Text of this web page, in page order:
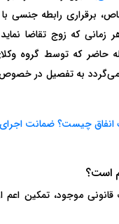
برقراری رابطه جنسی
که زوج تقاضا
حاضر که توسط گروه
به تفصیل در خصوص
چیست؟ ضمانت
است؟
قانونی موجود، تمکین